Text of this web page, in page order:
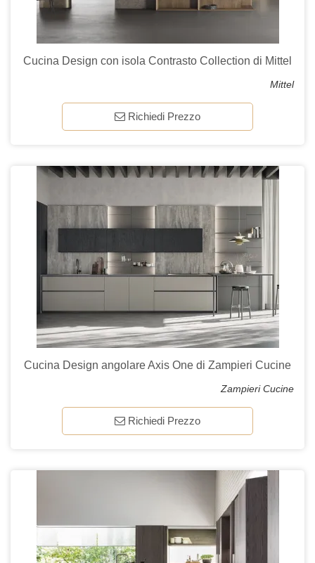
Cucina Design con isola Contrasto Collection di Mittel
Mittel
Richiedi Prezzo
Cucina Design angolare Axis One di Zampieri Cucine
Zampieri Cucine
Richiedi Prezzo